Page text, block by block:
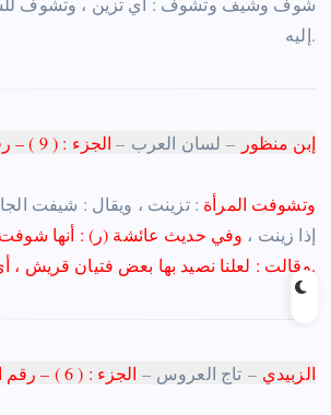
إليه.
إبن منظور – لسان العرب – الجزء : ( 9 ) –
وتشوفت المرأة : تزينت ، ويقال : شيفت
إذا زينت ، وفي حديث عائشة (ر) : أنها
وقالت : لعلنا نصيد بها بعض فتيان قريش ، أي زينتها.
الزبيدي – تاج العروس – الجزء : ( 6 ) – رقم